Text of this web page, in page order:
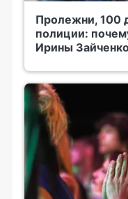
Пролежни, 100
полиции:
Ирины